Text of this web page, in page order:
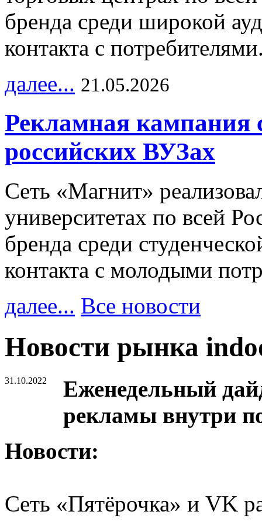
бренда среди широкой
контакта с
далее... 21.05.2026
Рекламная кампания
российских ВУЗах
Сеть «Магнит»
университетах по всей
бренда среди
контакта с молодыми
далее... Все новости
Новости рынка
31.10.2022
Еженедельный
рекламы внутри
Новости:
Сеть «Пятёрочка» и VK